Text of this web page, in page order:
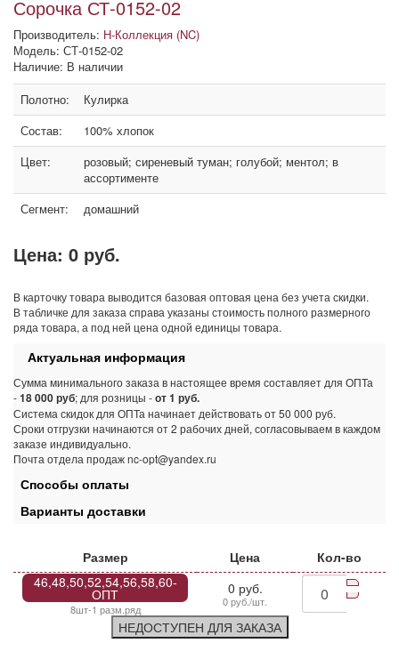
Сорочка СТ-0152-02
Производитель: Н-Коллекция (NC)
Модель: СТ-0152-02
Наличие: В наличии
Полотно:
Кулирка
Состав:
100% хлопок
Цвет:
розовый; сиреневый туман; голубой; ментол; в
ассортименте
Сегмент:
домашний
Цена: 0 руб.
В карточку товара выводится базовая оптовая цена без учета скидки.
В табличке для заказа справа указаны стоимость полного размерного
ряда товара, а под ней цена одной единицы товара.
Актуальная информация
Сумма минимального заказа в настоящее время составляет для ОПТа
-18 000 руб; для розницы -от 1 руб.
Система скидок для ОПТа начинает действовать от 50 000 руб.
Сроки отгрузки начинаются от 2 рабочих дней, согласовываем в каждом
заказе индивидуально.
Почта отдела продаж nc-opt@yandex.ru
Способы оплаты
Варианты доставки
Размер Цена
Кол-во
46,48,50,52,54,56,58,60-
ОПТ
8шт-1 разм.ряд
0 руб.
0 руб./шт.
НЕДОСТУПЕН ДЛЯ ЗАКАЗА